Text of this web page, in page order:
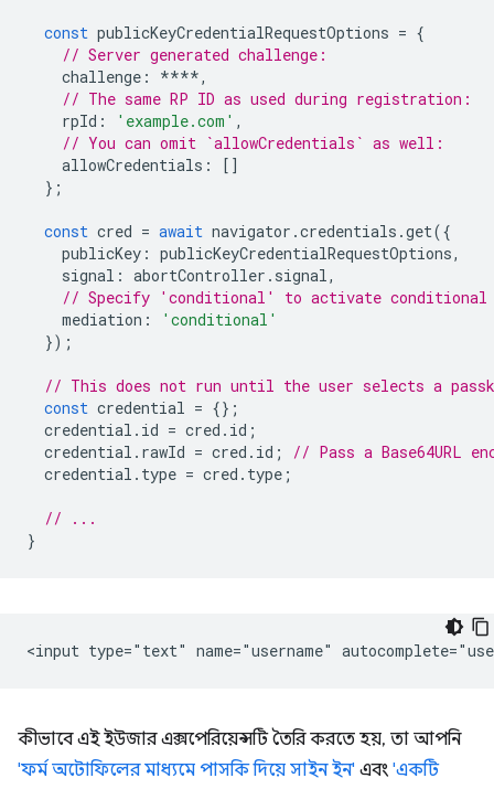
const publicKeyCredentialRequestOptions = {
// Server generated challenge:
challenge : ****,
// The same RP ID as used during registration:
rpId : 'example.com' ,
// You can omit `allowCredentials` as well:
allowCredentials :
[]
};
const cred = await navigator .credentials .get({
publicKey : publicKeyCredentialRequestOptions,
signal : abortController . signal,
// Specify 'conditional' to activate conditional
mediation :
'conditional'
});
// This does not run until the user selects a
const credential = {};
credential . id = cred . id ;
credential . rawId = cred . id ;
// Pass a Base64URL
credential . type = cred . type ;
// ...
}
কীভাবে এই ইউজার এক্সপেরিয়েন্সটি তৈরি করতে হয়, তা আপনি
'ফর্ম অটোফিলের মাধ্যমে পাসকি দিয়ে সাইন ইন' এবং 'একটি